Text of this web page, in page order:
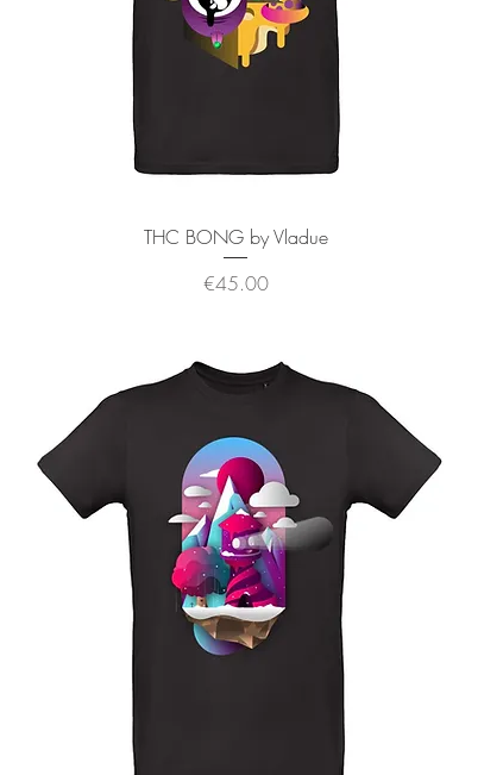
クイックビュー
THC BONG by Vladue
価格
€45.00